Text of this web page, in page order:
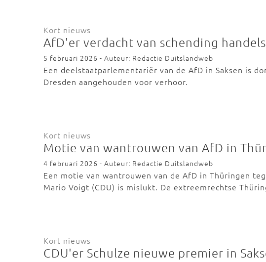
Kort nieuws
AfD'er verdacht van schending
5 februari 2026 - Auteur: Redactie Duitslandweb
Een deelstaatparlementariër van de AfD in Saksen is
Dresden aangehouden voor verhoor.
Kort nieuws
Motie van wantrouwen van AfD in
4 februari 2026 - Auteur: Redactie Duitslandweb
Een motie van wantrouwen van de AfD in Thüringen
Mario Voigt (CDU) is mislukt. De extreemrechtse
Kort nieuws
CDU'er Schulze nieuwe premier in